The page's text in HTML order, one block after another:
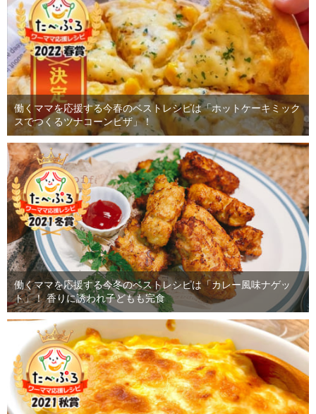
働くママを応援する今春のベストレシピは「ホットケーキミック
スでつくるツナコーンピザ」！
働くママを応援する今冬のベストレシピは「カレー風味ナゲッ
ト」！ 香りに誘われ子どもも完食